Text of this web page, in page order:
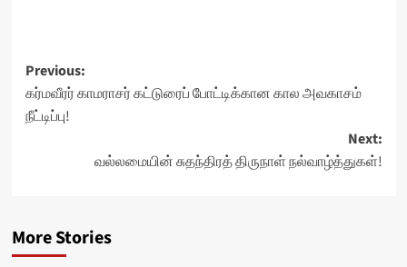
Post
navigation
Previous:
கர்மவீரர் காமராசர் கட்டுரைப் போட்டிக்கான கால அவகாசம்
நீட்டிப்பு!
Next:
வல்லமையின் சுதந்திரத் திருநாள் நல்வாழ்த்துகள்!
More Stories